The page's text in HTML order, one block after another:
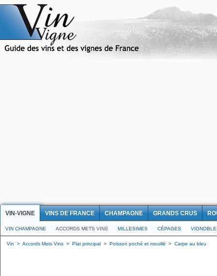
VIN-VIGNE VINS DE FRANCE CHAMPAGNE GRANDS CRUS
VIN CHAMPAGNE ACCORDS METS VINS MILLESIMES CÉPAGES
Vin > Accords Mets Vins > Plat principal > Poisson poché et mouillé > Carpe au bleu